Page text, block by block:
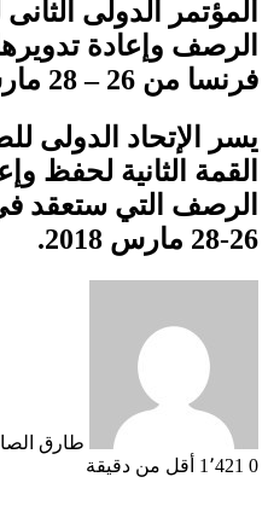
المؤتمر الدولى
فرنسا من 26 – 28 مارس
القمة الثانية لحفظ
الرصف التي ستعقد
26-28 مارس 2018.
طارق
0
أقل من دقيقة